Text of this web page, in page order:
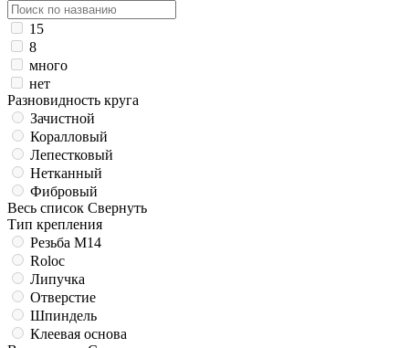
15
8
много
нет
Разновидность круга
Зачистной
Коралловый
Лепестковый
Нетканный
Фибровый
Весь список Свернуть
Тип крепления
Резьба M14
Roloc
Липучка
Отверстие
Шпиндель
Клеевая основа